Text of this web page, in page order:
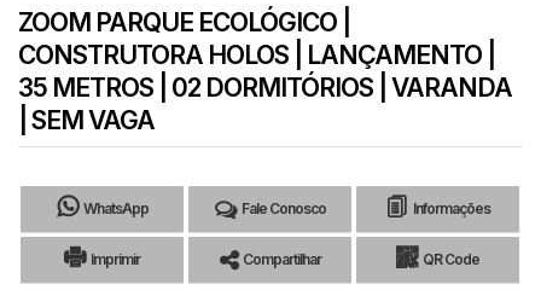
ZOOM PARQUE ECOLÓGICO |
CONSTRUTORA HOLOS | LANÇAMENTO |
35 METROS | 02 DORMITÓRIOS | VARANDA
| SEM VAGA
WhatsApp Fale Conosco Informações
Imprimir Compartilhar QR Code